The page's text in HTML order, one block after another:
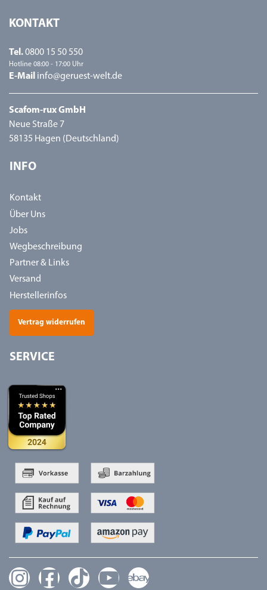
KONTAKT
Tel.0800 15 50 550
Hotline 08:00 - 17:00 Uhr
E-Mail info@geruest-welt.de
Scafom-rux GmbH
Neue Straße 7
58135 Hagen (Deutschland)
INFO
Kontakt
Über Uns
Jobs
Wegbeschreibung
Partner & Links
Versand
Herstellerinfos
Vertrag widerrufen
SERVICE